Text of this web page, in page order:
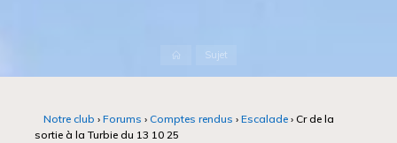
AccueilSujet
Notre club › Forums › Comptes rendus › Escalade › Cr de la
sortie à la Turbie du 13 10 25